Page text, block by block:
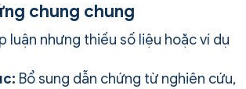
chung chung
luận nhưng thiếu số liệu hoặc ví dụ
Bổ sung dẫn chứng từ nghiên cứu,